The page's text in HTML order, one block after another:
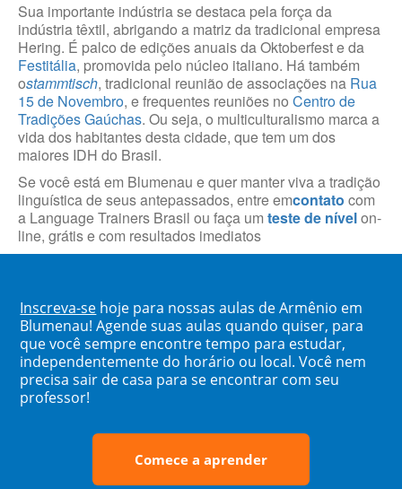
Sua importante indústria se destaca pela força da
indústria têxtil, abrigando a matriz da tradicional empresa
Hering. É palco de edições anuais da Oktoberfest e da
Festitália, promovida pelo núcleo italiano. Há também
ostammtisch, tradicional reunião de associações na Rua
15 de Novembro, e frequentes reuniões no Centro de
Tradições Gaúchas. Ou seja, o multiculturalismo marca a
vida dos habitantes desta cidade, que tem um dos
maiores IDH do Brasil.
Se você está em Blumenau e quer manter viva a tradição
linguística de seus antepassados, entre emcontato com
a Language Trainers Brasil ou faça um teste de nívelon-
line, grátis e com resultados imediatos
Inscreva-se hoje para nossas aulas de Armênio em
Blumenau! Agende suas aulas quando quiser, para
que você sempre encontre tempo para estudar,
independentemente do horário ou local. Você nem
precisa sair de casa para se encontrar com seu
professor!
Comece a aprender